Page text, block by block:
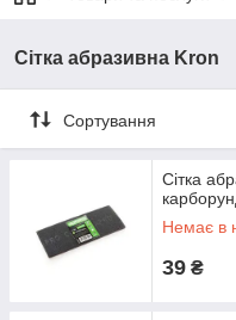
Сітка абразивна Kron
Сортування
Сітка
Немає в
39 ₴